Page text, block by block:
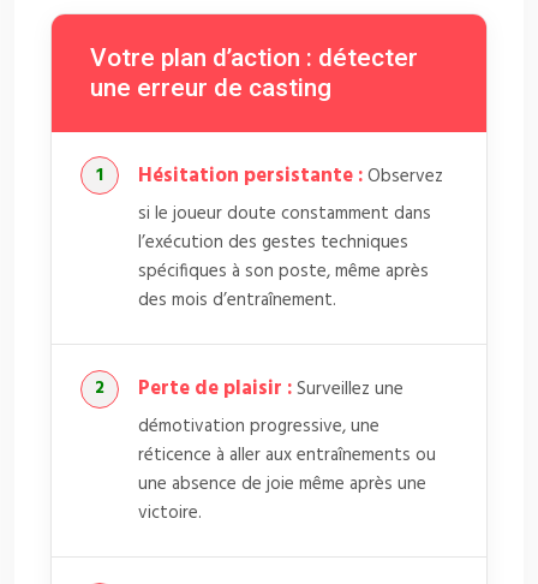
Votre plan d’action : détecter
une erreur de casting
Hésitation persistante :Observez
si le joueur doute constamment dans
l’exécution des gestes techniques
spécifiques à son poste, même après
des mois d’entraînement.
Perte de plaisir :Surveillez une
démotivation progressive, une
réticence à aller aux entraînements ou
une absence de joie même après une
victoire.